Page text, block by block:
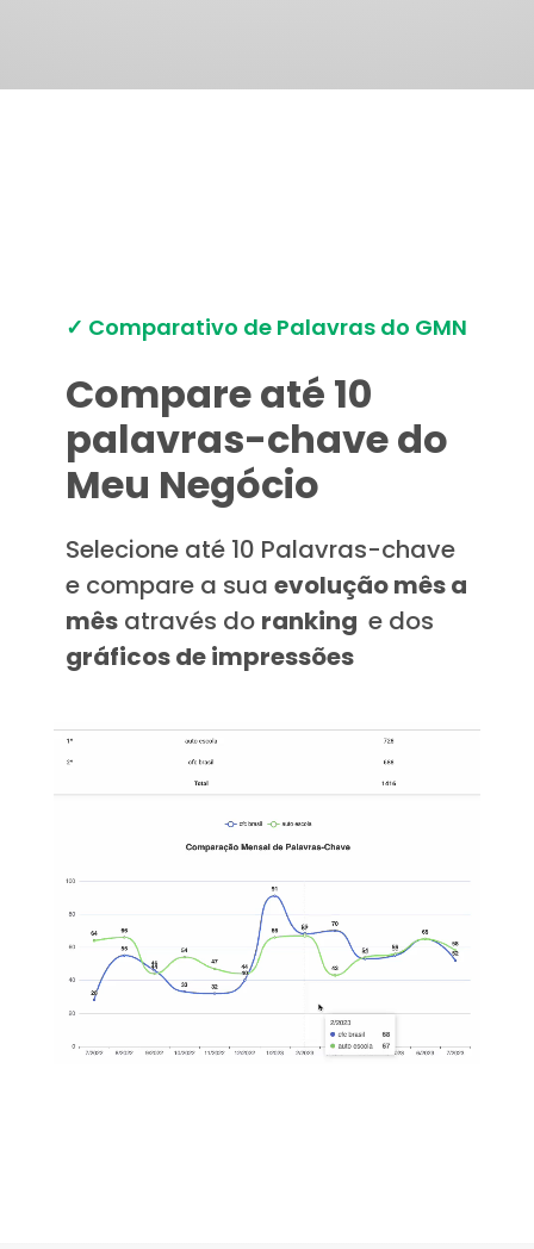
✓ Comparativo de Palavras do GMN
Compare até 10
palavras-chave do
Meu Negócio
Selecione até 10 Palavras-chave
e compare a sua evolução mês a
mêsatravés do ranking e dos
gráficos de impressões